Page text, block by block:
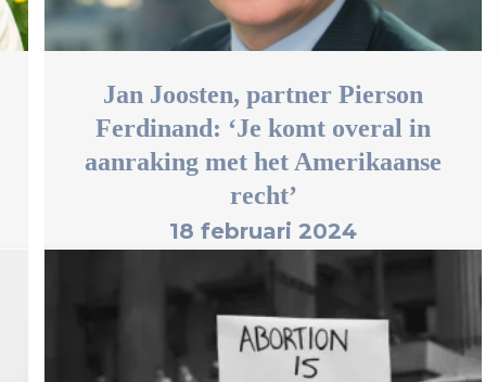
Jan Joosten, partner Pierson
Ferdinand: ‘Je komt overal in
aanraking met het Amerikaanse
recht’
18 februari 2024